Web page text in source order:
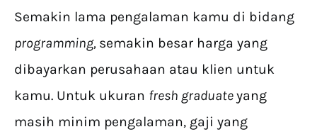
Semakin lama pengalaman kamu di bidang
programming, semakin besar harga yang
dibayarkan perusahaan atau klien untuk
kamu. Untuk ukuran fresh graduateyang
masih minim pengalaman, gaji yang